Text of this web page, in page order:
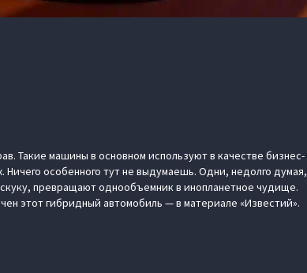
Такие машины в основном используют в качестве бизнес-
Ничего особенного тут не выдумаешь. Одни, недолго думая,
превращают однообъемник в инопланетное чудище.
этот гибридный автомобиль — в материале «Известий».